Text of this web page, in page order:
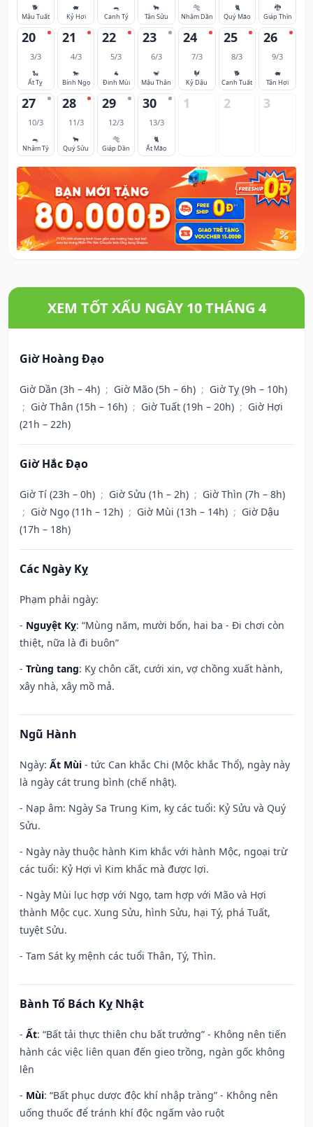
🐕
Mậu Tuất
🐖
Kỷ Hợi
🐀
Canh Tý
🐂
Tân Sửu
🐅
Nhâm Dần
🐈
Quý Mão
🐉
Giáp Thìn
20
3/3
🐍
Ất Tỵ
21
4/3
🐎
Bính Ngọ
22
5/3
🐐
Đinh Mùi
23
6/3
🐒
Mậu Thân
24
7/3
🐓
Kỷ Dậu
25
8/3
🐕
Canh Tuất
26
9/3
🐖
Tân Hợi
27
10/3
🐀
Nhâm Tý
28
11/3
🐂
Quý Sửu
29
12/3
🐅
Giáp Dần
30
13/3
🐈
Ất Mão
1 2 3
XEM TỐT XẤU NGÀY 10 THÁNG 4
Giờ Hoàng Đạo
Giờ Dần (3h – 4h) ; Giờ Mão (5h – 6h) ; Giờ Tỵ (9h – 10h)
; Giờ Thân (15h – 16h) ; Giờ Tuất (19h – 20h) ; Giờ Hợi
(21h – 22h)
Giờ Hắc Đạo
Giờ Tí (23h – 0h) ; Giờ Sửu (1h – 2h) ; Giờ Thìn (7h – 8h)
; Giờ Ngọ (11h – 12h) ; Giờ Mùi (13h – 14h) ; Giờ Dậu
(17h – 18h)
Các Ngày Kỵ
Phạm phải ngày:
- Nguyệt Kỵ: “Mùng năm, mười bốn, hai ba - Đi chơi còn
thiệt, nữa là đi buôn”
- Trùng tang: Kỵ chôn cất, cưới xin, vợ chồng xuất hành,
xây nhà, xây mồ mả.
Ngũ Hành
Ngày: Ất Mùi - tức Can khắc Chi (Mộc khắc Thổ), ngày này
là ngày cát trung bình (chế nhật).
- Nạp âm: Ngày Sa Trung Kim, kỵ các tuổi: Kỷ Sửu và Quý
Sửu.
- Ngày này thuộc hành Kim khắc với hành Mộc, ngoại trừ
các tuổi: Kỷ Hợi vì Kim khắc mà được lợi.
- Ngày Mùi lục hợp với Ngọ, tam hợp với Mão và Hợi
thành Mộc cục. Xung Sửu, hình Sửu, hại Tý, phá Tuất,
tuyệt Sửu.
- Tam Sát kỵ mệnh các tuổi Thân, Tý, Thìn.
Bành Tổ Bách Kỵ Nhật
- Ất: “Bất tải thực thiên chu bất trưởng” - Không nên tiến
hành các việc liên quan đến gieo trồng, ngàn gốc không
lên
- Mùi: “Bất phục dược độc khí nhập tràng” - Không nên
uống thuốc để tránh khí độc ngấm vào ruột